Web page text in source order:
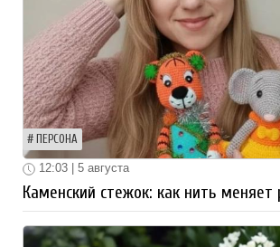
ПЕРСОНА
12:03 | 5 августа
Каменский стежок: как нить меняет